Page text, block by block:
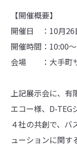
【開催概要】
開催日 ：10月26
開催時間：10:00
会場 ：大手町
上記展示会に、
エコー様、D-TEG
４社の共創で、バ
ューションに関す